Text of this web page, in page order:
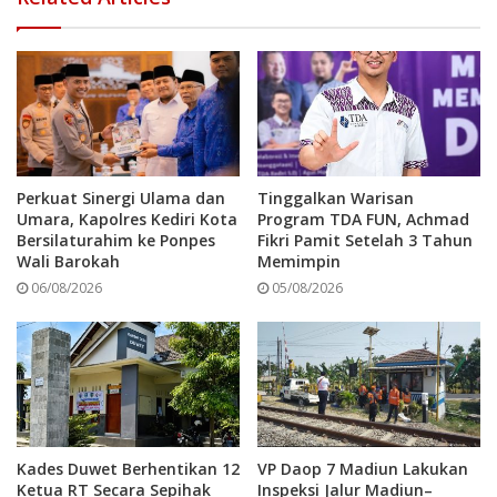
Perkuat Sinergi Ulama dan
Umara, Kapolres Kediri Kota
Bersilaturahim ke Ponpes
Wali Barokah
06/08/2026
Tinggalkan Warisan
Program TDA FUN, Achmad
Fikri Pamit Setelah 3 Tahun
Memimpin
05/08/2026
Kades Duwet Berhentikan 12
Ketua RT Secara Sepihak
VP Daop 7 Madiun Lakukan
Inspeksi Jalur Madiun–